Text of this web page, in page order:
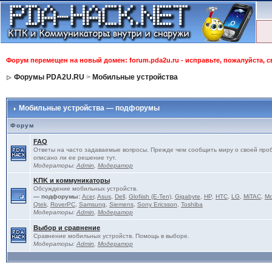
Форум перемещен на новый домен: forum.pda2u.ru - исправьте, пожалуйста,
Форумы PDA2U.RU > Мобильные устройства
Мобильные устройства — подфорумы
Форум
FAQ
Ответы на часто задаваемые вопросы. Прежде чем сообщить миру о своей
описано ли ее решение тут.
Модераторы: Admin Модератор
KПK и коммуникаторы
Обсуждение мобильных устройств.
— подфорумы: Acer, Asus, Dell, Glofiish (E-Ten), Gigabyte HP, HTC, LG MiTAC,
Qtek, RoverPC, Samsung Siemens, Sony Ericsson
Toshiba
Модераторы: Admin Модератор
Выбор и сравнение
Сравнение мобильных устройств. Помощь в выборе.
Модераторы: Admin Модератор